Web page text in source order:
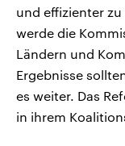
und effizienter
werde die
Ländern und
Ergebnisse
es weiter. Das
in ihrem